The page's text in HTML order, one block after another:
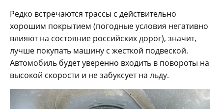
Редко встречаются трассы с действительно
хорошим покрытием (погодные условия негативно
влияют на состояние российских дорог), значит,
лучше покупать машину с жесткой подвеской.
Автомобиль будет уверенно входить в повороты на
высокой скорости и не забуксует на льду.